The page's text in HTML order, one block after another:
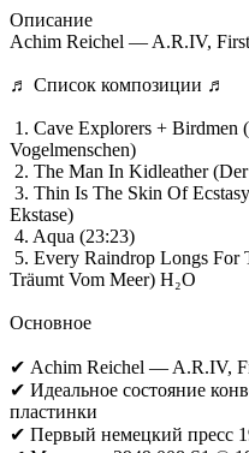
Описание
Achim Reichel — A.R.IV, First
♬ Список композиции ♬
1. Cave Explorers + Birdmen
Vogelmenschen)
2. The Man In Kidleather
3. Thin Is The Skin Of
Ekstase)
4. Aqua (23:23)
5. Every Raindrop Longs For
Träumt Vom Meer) H₂O
Основное
✔ Achim Reichel — A.R.IV,
✔ Идеальное состояние
пластинки
✔ Первый немецкий пресс